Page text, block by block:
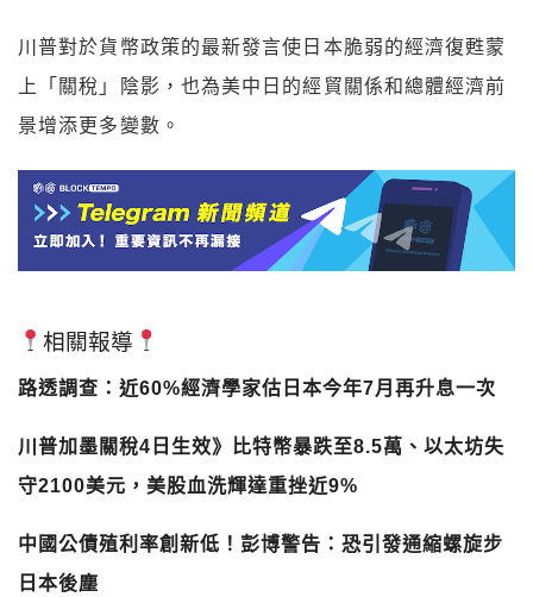
川普對於貨幣政策的最新發言使日本脆弱的經濟復甦蒙
上「關稅」陰影，也為美中日的經貿關係和總體經濟前
景增添更多變數。
相關報導
路透調查：近60%經濟學家估日本今年7月再升息一次
川普加墨關稅4日生效》比特幣暴跌至8.5萬、以太坊失
守2100美元，美股血洗輝達重挫近9%
中國公債殖利率創新低！彭博警告：恐引發通縮螺旋步
日本後塵